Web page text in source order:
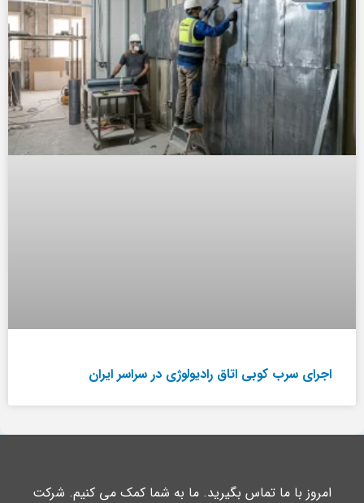
اجرای سرب کوبی اتاق رادیولوژی در سراسر ایران
امروز با ما تماس بگیرید. ما به شما کمک می کنیم. شرکت